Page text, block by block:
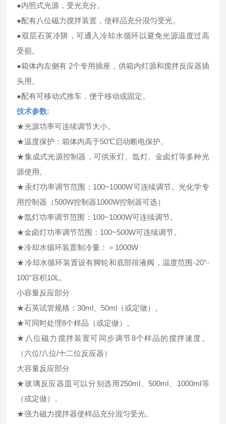
●内照式光源，受光充分。
●配有八位磁力搅拌装置，使样品充分混匀受光。
●双层石英冷阱，可通入冷却水循环以避免光源温度过高
受损。
●箱体内左侧有 2个专用插座，供箱内灯源和搅拌反应器插
头用。
●配有可移动式推车，便于移动或固定。
技术参数:
★光源功率可连续调节大小。
★温度保护：箱体内高于50℃启动断电保护。
★集成式光源控制器，可供汞灯、氙灯、金卤灯等多种光
源使用。
★汞灯功率调节范围：100~1000W可连续调节。光化学专
用控制器（500W控制器1000W控制器可选）
★氙灯功率调节范围：100~1000W可连续调节。
★金卤灯功率调节范围：100~500W可连续调节。
★冷却水循环装置制冷量：＞1000W
★冷却水循环装置设有脚轮和底部排液阀，温度范围-20°-
100°容积10L。
小容量反应部分
★石英试管规格：30ml、50ml（或定做）。
★可同时处理8个样品（或定做）。
★八位磁力搅拌装置可同步调节8个样品的搅拌速度。
（六位/八位/十二位反应器）
大容量反应部分
★玻璃反应器皿可以分别选用250ml、500ml、1000ml等
（或定做）。
★强力磁力搅拌器使样品充分混匀受光。